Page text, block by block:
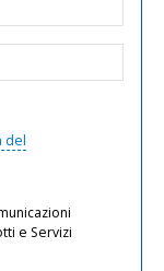
del
e Servizi